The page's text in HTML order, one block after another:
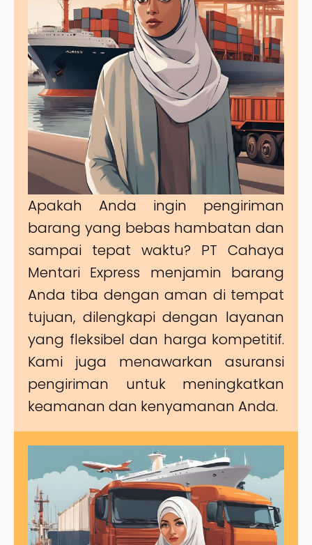
Apakah Anda ingin pengiriman
barang yang bebas hambatan dan
sampai tepat waktu? PT Cahaya
Mentari Express menjamin barang
Anda tiba dengan aman di tempat
tujuan, dilengkapi dengan layanan
yang fleksibel dan harga kompetitif.
Kami juga menawarkan asuransi
pengiriman untuk meningkatkan
keamanan dan kenyamanan Anda.